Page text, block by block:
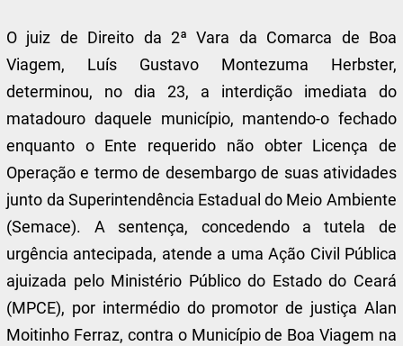
O juiz de Direito da 2ª Vara da Comarca de Boa
Viagem, Luís Gustavo Montezuma Herbster,
determinou, no dia 23, a interdição imediata do
matadouro daquele município, mantendo-o fechado
enquanto o Ente requerido não obter Licença de
Operação e termo de desembargo de suas atividades
junto da Superintendência Estadual do Meio Ambiente
(Semace). A sentença, concedendo a tutela de
urgência antecipada, atende a uma Ação Civil Pública
ajuizada pelo Ministério Público do Estado do Ceará
(MPCE), por intermédio do promotor de justiça Alan
Moitinho Ferraz, contra o Município de Boa Viagem na